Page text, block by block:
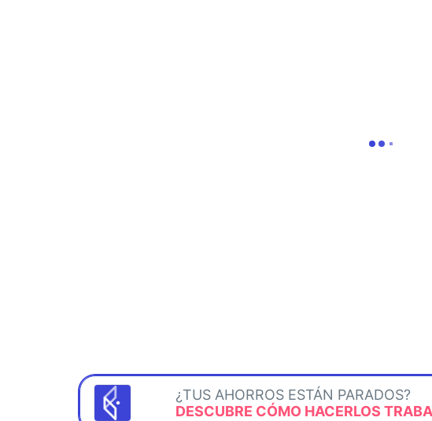
¿TUS AHORROS ESTÁN PARADOS?
DESCUBRE CÓMO HACERLOS